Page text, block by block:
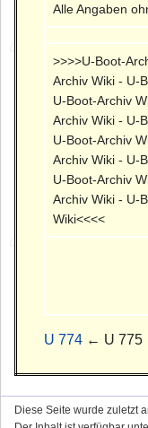
Alle Angaben
>>>>U-Boot-
Archiv Wiki - U-
U-Boot-Archiv
Archiv Wiki - U-
U-Boot-Archiv
Archiv Wiki - U-
U-Boot-Archiv
Archiv Wiki - U-
Wiki<<<<
U 774 ← U 775
Diese Seite wurde zuletzt